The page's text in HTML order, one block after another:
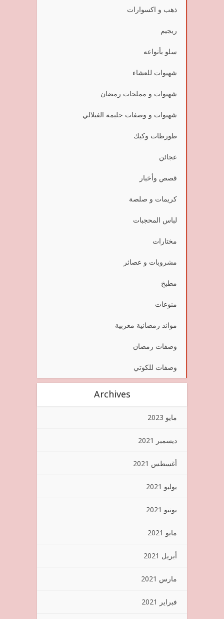
ذهب و اكسوارات
ريجيم
سلو بأنواعه
شهيوات للعشاء
شهيوات و مملحات رمضان
شهيوات و وصفات حليمة الفيلالي
طورطات وكيك
عجائن
قصص وأخبار
كريمات و صلصة
لباس المحجبات
مختارات
مشروبات و عصائر
مطبخ
منوعات
موائد رمضانية مغربية
وصفات رمضان
وصفات للكوتي
Archives
مايو 2023
ديسمبر 2021
أغسطس 2021
يوليو 2021
يونيو 2021
مايو 2021
أبريل 2021
مارس 2021
فبراير 2021